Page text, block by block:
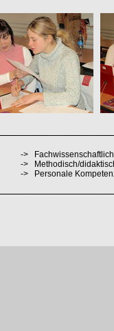
->
->
Methodisch/
->
Personale